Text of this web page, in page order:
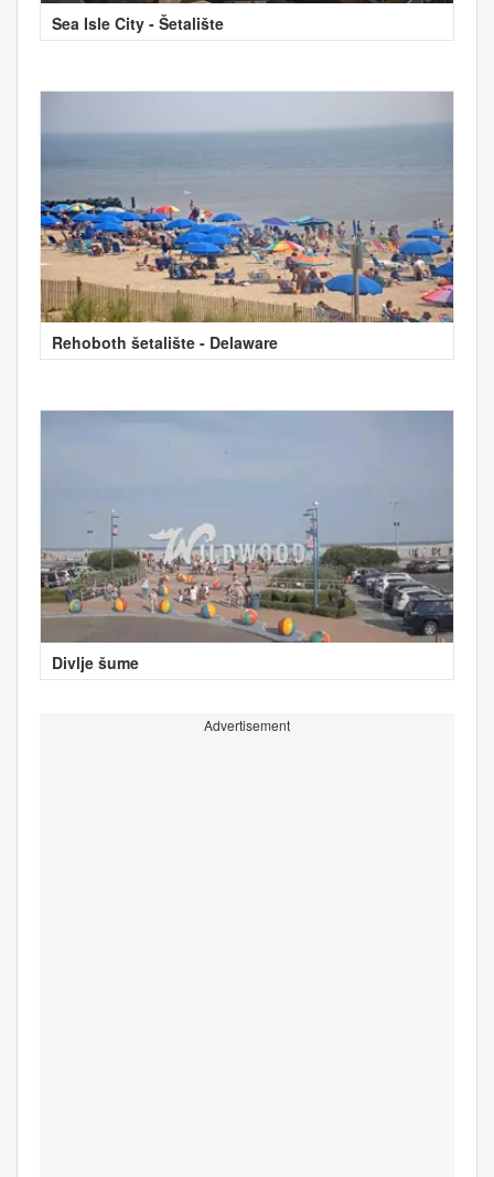
Sea Isle City - Šetalište
Rehoboth šetalište - Delaware
Divlje šume
Advertisement